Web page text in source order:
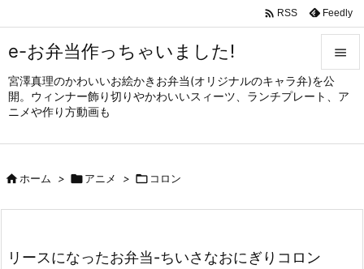
e-お弁当作っちゃいました!
宮澤真理のかわいいお絵かきお弁当(オリジナルのキャラ弁)を公
開。ウィンナー飾り切りやかわいいスィーツ、ランチプレート、ア
ニメや作り方動画も


メニュ
サイド

 RSS Feedly
ホーム > アニメ >  コロン
リースになったお弁当-ちいさなおにぎりコロン